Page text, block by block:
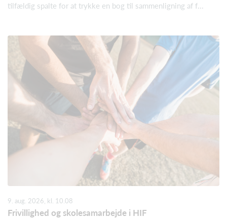
tilfældig spalte for at trykke en bog til sammenligning af f...
9. aug. 2026, kl. 10.08
Frivillighed og skolesamarbejde i HIF